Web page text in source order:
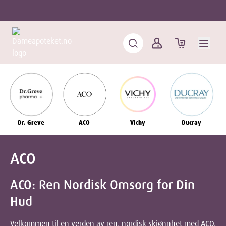
Dr. Greve ACO Vichy Ducray
ACO
ACO: Ren Nordisk Omsorg for Din
Hud
Velkommen til en verden av ren, nordisk skjønnhet med ACO.